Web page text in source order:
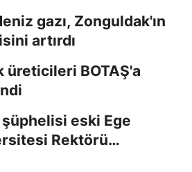
gazı, Zonguldak'ın
artırdı
üreticileri BOTAŞ'a
şüphelisi eski Ege
Rektörü